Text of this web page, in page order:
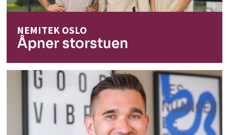
NEMITEK OSLO
Åpner storstuen